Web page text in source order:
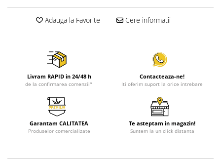
Adauga la Favorite Cere informatii
Livram RAPID in 24/48 h
de la confirmarea comenzii*
Contacteaza-ne!
Iti oferim suport la orice intrebare
Garantam CALITATEA
Produselor comercializate
Te asteptam in magazin!
Suntem la un click distanta